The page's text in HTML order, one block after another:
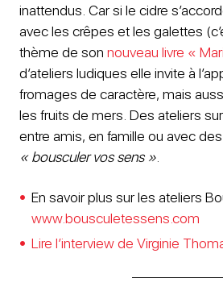
inattendus. Car si le cidre
avec les crêpes et les galettes
thème de son nouveau livre «
d’ateliers ludiques elle invite à
fromages de caractère, mais
les fruits de mers. Des ateliers
entre amis, en famille ou avec
« bousculer vos sens »
En savoir plus sur les ateliers
www.bousculetessens.com
Lire l’interview de Virginie